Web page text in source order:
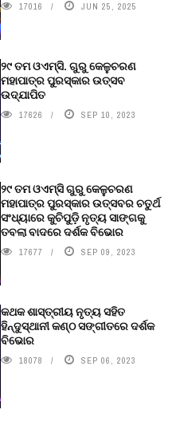
17016 JUN 25, 2025
୨୯ ତମ ଓଏମ୍‌ସି. ଗୁରୁ କେଳୁଚରଣ
ମହାପାତ୍ର ପୁରସ୍କାର ଉତ୍ସବ
ଉଦ୍‍ଯାପିତ
17626 SEP 10, 2023
୨୯ ତମ ଓଏମ୍‌ସି ଗୁରୁ କେଳୁଚରଣ
ମହାପାତ୍ର ପୁରସ୍କାର ଉତ୍ସବର ଚତୁର୍ଥ
ସଂଧ୍ୟାରେ କୁଚିପୁଡ଼ି ନୃତ୍ୟ ସାଙ୍ଗକୁ
ତବଲା ବାଦରେ ଦର୍ଶକ ବିଭୋର
17677 SEP 09, 2023
କଥକ ଶାସ୍ତ୍ରୀୟ ନୃତ୍ୟ ସହିତ
ହିନ୍ଦୁସ୍ଥାନୀ କଣ୍ଠ ସଙ୍ଗୀତରେ ଦର୍ଶକ
ବିଭୋର
18078 SEP 06, 2023